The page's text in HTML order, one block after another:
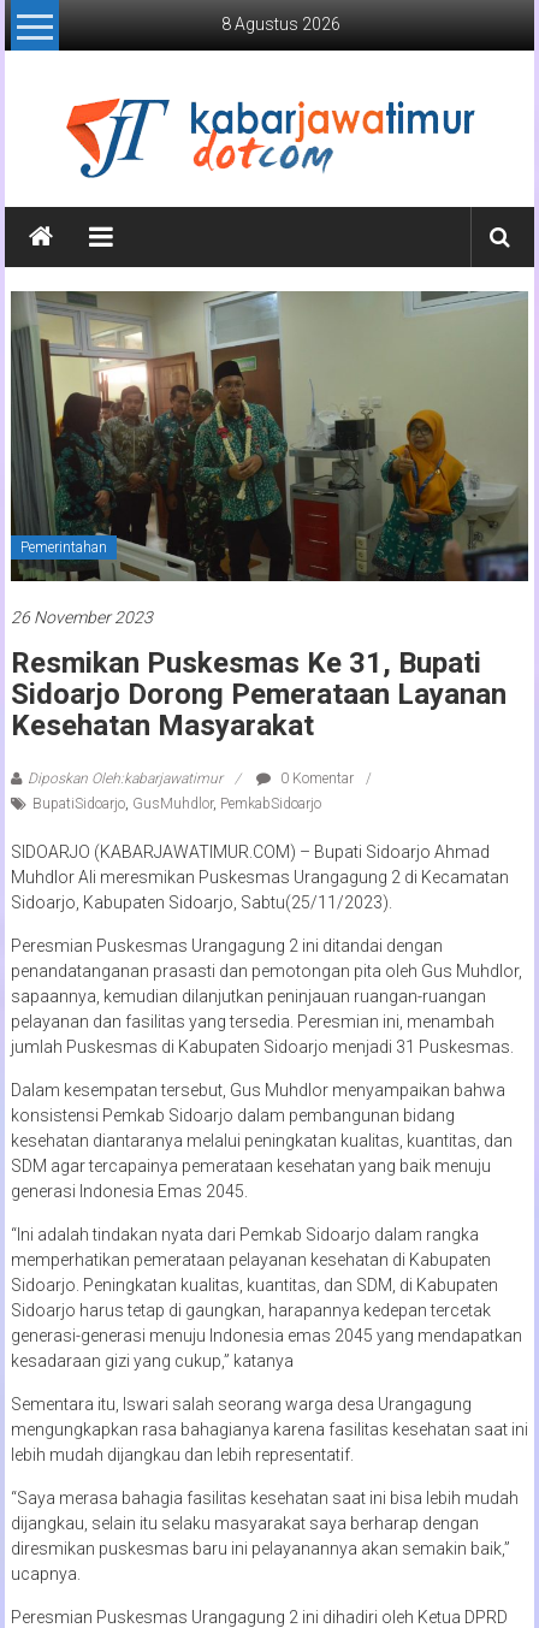
Lompat
ke
8 Agustus 2026
Kabar
Jawa
Timur
Media
Online
Jawa
Timur
Pemerintahan
26 November 2023
Resmikan Puskesmas Ke 31, Bupati
Sidoarjo Dorong Pemerataan Layanan
Kesehatan Masyarakat
Diposkan Oleh:kabarjawatimur
0 Komentar
BupatiSidoarjo, GusMuhdlor, PemkabSidoarjo
SIDOARJO (KABARJAWATIMUR.COM) – Bupati Sidoarjo Ahmad
Muhdlor Ali meresmikan Puskesmas Urangagung 2 di Kecamatan
Sidoarjo, Kabupaten Sidoarjo, Sabtu(25/11/2023).
Peresmian Puskesmas Urangagung 2 ini ditandai dengan
penandatanganan prasasti dan pemotongan pita oleh Gus Muhdlor,
sapaannya, kemudian dilanjutkan peninjauan ruangan-ruangan
pelayanan dan fasilitas yang tersedia. Peresmian ini, menambah
jumlah Puskesmas di Kabupaten Sidoarjo menjadi 31 Puskesmas.
Dalam kesempatan tersebut, Gus Muhdlor menyampaikan bahwa
konsistensi Pemkab Sidoarjo dalam pembangunan bidang
kesehatan diantaranya melalui peningkatan kualitas, kuantitas, dan
SDM agar tercapainya pemerataan kesehatan yang baik menuju
generasi Indonesia Emas 2045.
“Ini adalah tindakan nyata dari Pemkab Sidoarjo dalam rangka
memperhatikan pemerataan pelayanan kesehatan di Kabupaten
Sidoarjo. Peningkatan kualitas, kuantitas, dan SDM, di Kabupaten
Sidoarjo harus tetap di gaungkan, harapannya kedepan tercetak
generasi-generasi menuju Indonesia emas 2045 yang mendapatkan
kesadaraan gizi yang cukup,” katanya
Sementara itu, Iswari salah seorang warga desa Urangagung
mengungkapkan rasa bahagianya karena fasilitas kesehatan saat ini
lebih mudah dijangkau dan lebih representatif.
“Saya merasa bahagia fasilitas kesehatan saat ini bisa lebih mudah
dijangkau, selain itu selaku masyarakat saya berharap dengan
diresmikan puskesmas baru ini pelayanannya akan semakin baik,”
ucapnya.
Peresmian Puskesmas Urangagung 2 ini dihadiri oleh Ketua DPRD